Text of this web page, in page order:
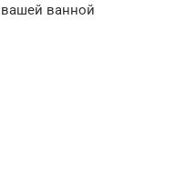
ванной